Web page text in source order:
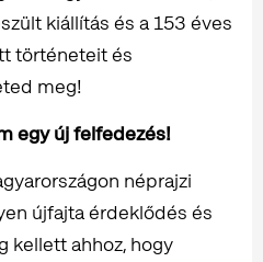
kiállítás és a 153 éves
történeteit és
meg!
egy új felfedezés!
néprajzi
újfajta érdeklődés és
kellett ahhoz, hogy